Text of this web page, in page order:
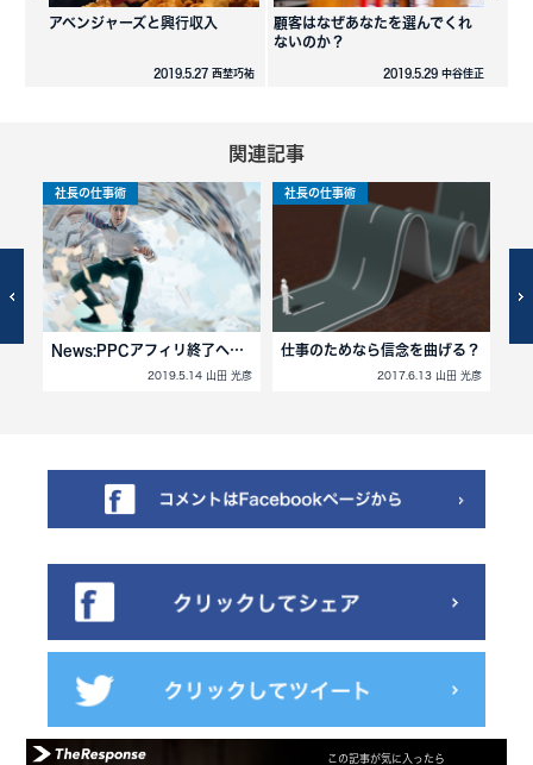
アベンジャーズと興行収入
2019.5.27 西埜巧祐
顧客はなぜあなたを選んでくれ
ないのか？
2019.5.29 中谷佳正
関連記事
社長の仕事術
News:PPCアフィリ終了へ…
2019.5.14 山田 光彦
社長の仕事術
仕事のためなら信念を曲げる？
2017.6.13 山田 光彦
この記事が気に入ったら